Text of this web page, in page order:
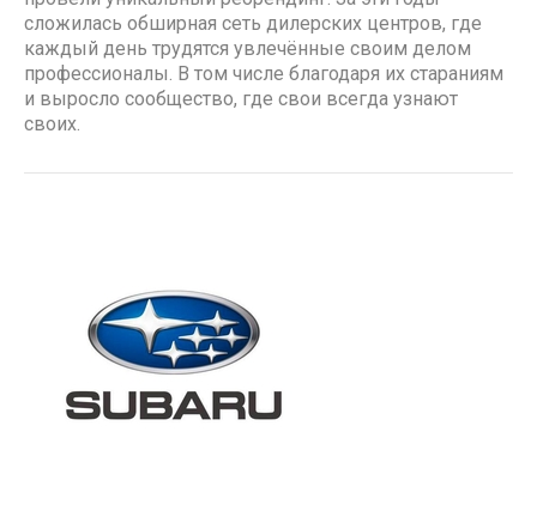
сложилась обширная сеть дилерских центров, где
каждый день трудятся увлечённые своим делом
профессионалы. В том числе благодаря их стараниям
и выросло сообщество, где свои всегда узнают
своих.